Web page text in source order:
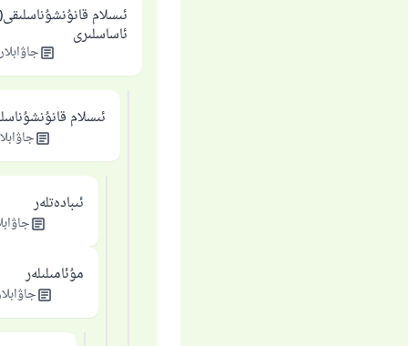
ئىسلام
ئاساسلىرى
جاۋابلار
ئىسلام
ئىبادەتلەر
مۇئامىلىلەر